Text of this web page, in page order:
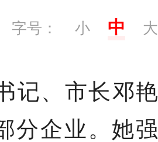
字号： 小 中 大
记、市长邓艳
分企业。她强